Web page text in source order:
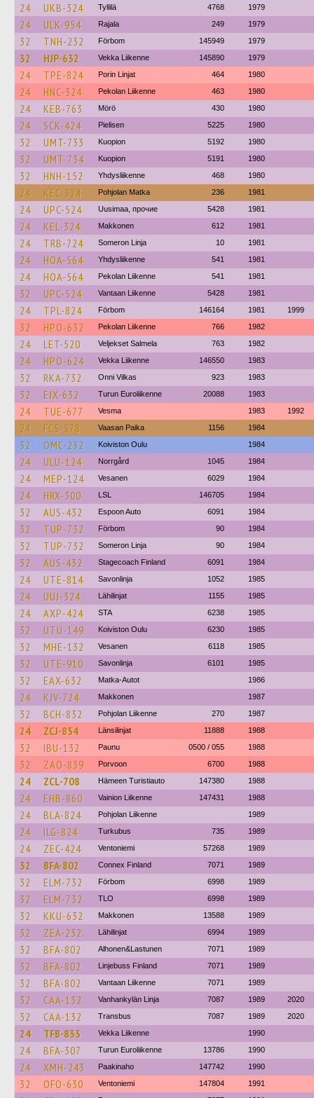
24 UKB-324 Tyllilä 4768 1979
24 ULK-954 Rajala 249 1979
32 TNH-232 Förbom 145949 1979
32 HJP-632 Vekka Liikenne 145890 1979
24 TPE-824 Porin Linjat 464 1980
24 HNC-324 Pekolan Liikenne 463 1980
24 KEB-763 Mörö 430 1980
24 SCK-424 Pielisen 5225 1980
32 UMT-733 Kuopion 5192 1980
32 UMT-734 Kuopion 5191 1980
32 HNH-152 Yhdysliikenne 468 1980
24 KEC-324 Pohjolan Matka 236 1981
24 UPC-524 Uusimaa, прочие 5428 1981
24 KEL-324 Makkonen 612 1981
24 TRB-724 Someron Linja 10 1981
24 HOA-564 Yhdysliikenne 541 1981
24 HOA-564 Pekolan Liikenne 541 1981
32 UPC-524 Vantaan Liikenne 5428 1981
24 TPL-824 Förbom 146164 1981 1999
32 HPO-632 Pekolan Liikenne 766 1982
24 LET-520 Veljekset Salmela 763 1982
24 HPO-624 Vekka Liikenne 146550 1983
32 RKA-732 Onni Vilkas 923 1983
32 EJX-632 Turun Euroliikenne 20088 1983
24 TUE-677 Vesma 1983 1992
24 FCS-578 Vaasan Paika 1156 1984
32 OMC-232 Koiviston Oulu 1984
24 ULU-124 Norrgård 1045 1984
24 MEP-124 Vesanen 6029 1984
24 HRX-300 LSL 146705 1984
32 AUS-432 Espoon Auto 6091 1984
32 TUP-732 Förbom 90 1984
32 TUP-732 Someron Linja 90 1984
32 AUS-432 Stagecoach Finland 6091 1984
24 UTE-814 Savonlinja 1052 1985
24 UUJ-324 Lähilinjat 1155 1985
24 AXP-424 STA 6238 1985
32 UTU-149 Koiviston Oulu 6230 1985
32 MHE-132 Vesanen 6118 1985
32 UTE-910 Savonlinja 6101 1985
32 EAX-632 Matka-Autot 1986
24 KJV-724 Makkonen 1987
32 BCH-832 Pohjolan Liikenne 270 1987
24 ZCJ-854 Länsilinjat 11888 1988
32 IBU-132 Paunu 0500 / 055 1988
32 ZAO-839 Porvoon 6700 1988
24 ZCL-708 Hämeen Turistiauto 147380 1988
24 EHB-860 Vainion Liikenne 147431 1988
24 BLA-824 Pohjolan Liikenne 1989
24 ILG-824 Turkubus 735 1989
24 ZEC-424 Ventoniemi 57268 1989
32 BFA-802 Connex Finland 7071 1989
32 ELM-732 Förbom 6998 1989
32 ELM-732 TLO 6998 1989
32 KKU-632 Makkonen 13588 1989
32 ZEA-232 Lähilinjat 6994 1989
32 BFA-802 Alhonen&Lastunen 7071 1989
32 BFA-802 Linjebuss Finland 7071 1989
32 BFA-802 Vantaan Liikenne 7071 1989
32 CAA-132 Vanhankylän Linja 7087 1989 2020
32 CAA-132 Transbus 7087 1989 2020
24 TFB-833 Vekka Liikenne 1990
24 BFA-307 Turun Euroliikenne 13786 1990
24 XMH-243 Paakinaho 147742 1990
32 OFO-630 Ventoniemi 147804 1991